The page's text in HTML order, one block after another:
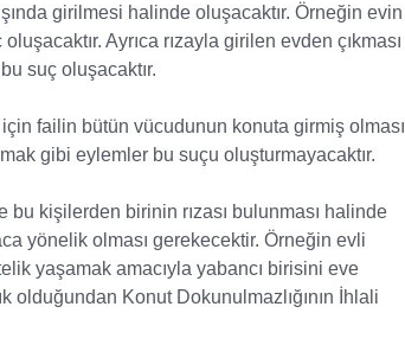
girilmesi halinde oluşacaktır. Örneğin evin
Ayrıca rızayla girilen evden çıkması
suç oluşacaktır.
failin bütün vücudunun konuta girmiş olması
gibi eylemler bu suçu oluşturmayacaktır.
kişilerden birinin rızası bulunması halinde
yönelik olması gerekecektir. Örneğin evli
yaşamak amacıyla yabancı birisini eve
olduğundan Konut Dokunulmazlığının İhlali